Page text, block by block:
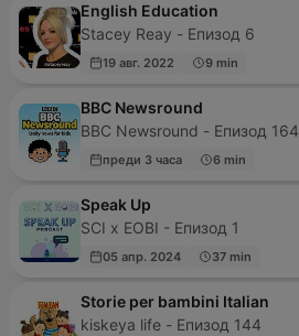
English Education
Stacey Reay - Епизод 6
19 авг. 2022 9 min
BBC Newsround
BBC Newsround - Епизод 164
преди 3 часа 6 min
Speak Up
SCI x EOBI - Епизод 1
05 апр. 2024 37 min
Storie per bambini Italian
kiskeya life - Епизод 144